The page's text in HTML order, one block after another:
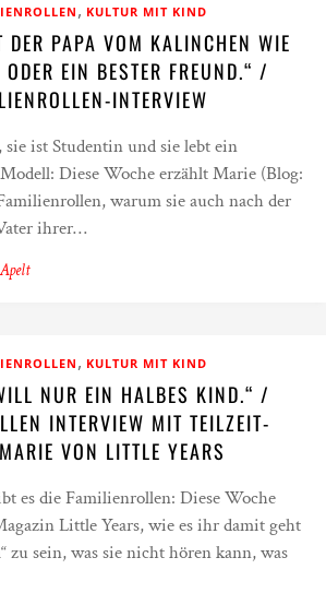
, KULTUR MIT KIND
PAPA VOM KALINCHEN WIE
EIN BESTER FREUND.“ /
INTERVIEW
ist Studentin und sie lebt ein
Diese Woche erzählt Marie (Blog:
warum sie auch nach der
ihrer…
, KULTUR MIT KIND
NUR EIN HALBES KIND.“ /
INTERVIEW MIT TEILZEIT-
VON LITTLE YEARS
es die Familienrollen: Diese Woche
Little Years, wie es ihr damit geht
zu sein, was sie nicht hören kann, was